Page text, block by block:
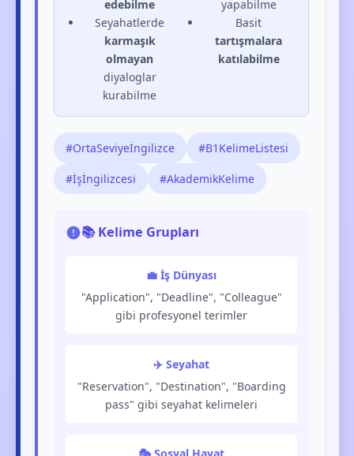
edebilme
Seyahatlerde
karmaşık
olmayan
diyaloglar
kurabilme
yapabilme
Basit
tartışmalara
katılabilme
#OrtaSeviyeİngilizce #B1KelimeListesi
#İşİngilizcesi #AkademikKelime
📚 Kelime Grupları
💼 İş Dünyası
"Application", "Deadline", "Colleague"
gibi profesyonel terimler
✈️ Seyahat
"Reservation", "Destination", "Boarding
pass" gibi seyahat kelimeleri